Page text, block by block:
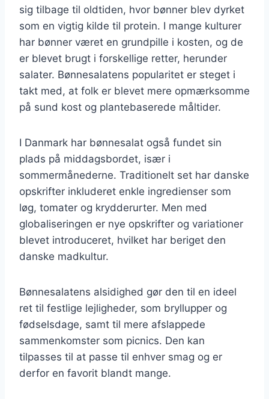
sig tilbage til oldtiden, hvor bønner blev dyrket
som en vigtig kilde til protein. I mange kulturer
har bønner været en grundpille i kosten, og de
er blevet brugt i forskellige retter, herunder
salater. Bønnesalatens popularitet er steget i
takt med, at folk er blevet mere opmærksomme
på sund kost og plantebaserede måltider.
I Danmark har bønnesalat også fundet sin
plads på middagsbordet, især i
sommermånederne. Traditionelt set har danske
opskrifter inkluderet enkle ingredienser som
løg, tomater og krydderurter. Men med
globaliseringen er nye opskrifter og variationer
blevet introduceret, hvilket har beriget den
danske madkultur.
Bønnesalatens alsidighed gør den til en ideel
ret til festlige lejligheder, som bryllupper og
fødselsdage, samt til mere afslappede
sammenkomster som picnics. Den kan
tilpasses til at passe til enhver smag og er
derfor en favorit blandt mange.